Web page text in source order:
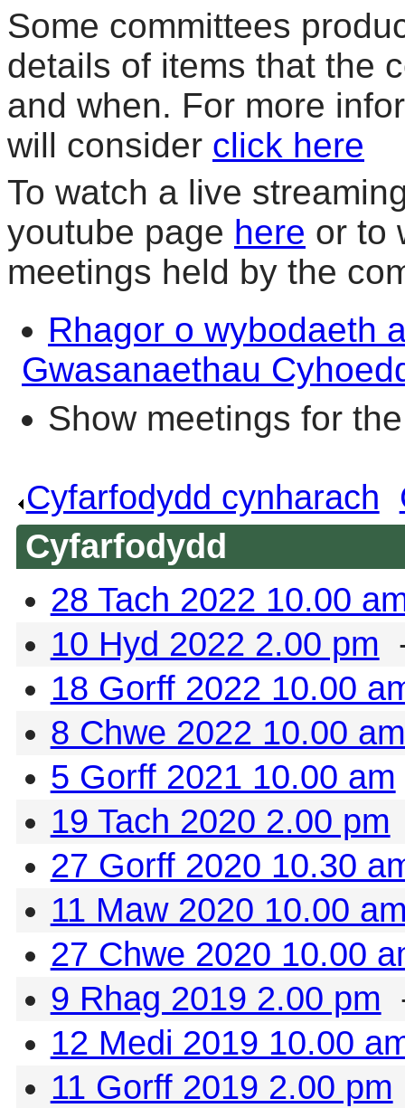
Some committees
details of items that the
and when. For more
will consider click here
To watch a live
youtube page here or to
meetings held by the
Rhagor o wybodaeth
Gwasanaethau
Show meetings for
Cyfarfodydd cynharach
Cyfarfodydd
28 Tach 2022 10.00
10 Hyd 2022 2.00 pm
18 Gorff 2022 10.00
8 Chwe 2022 10.00 am
5 Gorff 2021 10.00 am
19 Tach 2020 2.00 pm
27 Gorff 2020 10.30
11 Maw 2020 10.00
27 Chwe 2020 10.00
9 Rhag 2019 2.00 pm
12 Medi 2019 10.00
11 Gorff 2019 2.00 pm